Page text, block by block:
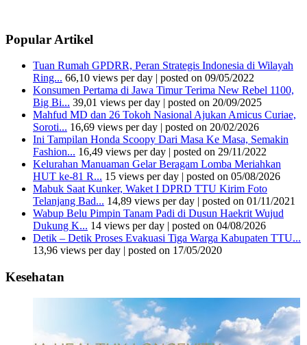
Popular Artikel
Tuan Rumah GPDRR, Peran Strategis Indonesia di Wilayah
Ring... 66,10 views per day | posted on 09/05/2022
Konsumen Pertama di Jawa Timur Terima New Rebel 1100,
Big Bi... 39,01 views per day | posted on 20/09/2025
Mahfud MD dan 26 Tokoh Nasional Ajukan Amicus Curiae,
Soroti... 16,69 views per day | posted on 20/02/2026
Ini Tampilan Honda Scoopy Dari Masa Ke Masa, Semakin
Fashion... 16,49 views per day | posted on 29/11/2022
Kelurahan Manuaman Gelar Beragam Lomba Meriahkan
HUT ke-81 R... 15 views per day | posted on 05/08/2026
Mabuk Saat Kunker, Waket I DPRD TTU Kirim Foto
Telanjang Bad... 14,89 views per day | posted on 01/11/2021
Wabup Belu Pimpin Tanam Padi di Dusun Haekrit Wujud
Dukung K... 14 views per day | posted on 04/08/2026
Detik – Detik Proses Evakuasi Tiga Warga Kabupaten TTU...
13,96 views per day | posted on 17/05/2020
Kesehatan